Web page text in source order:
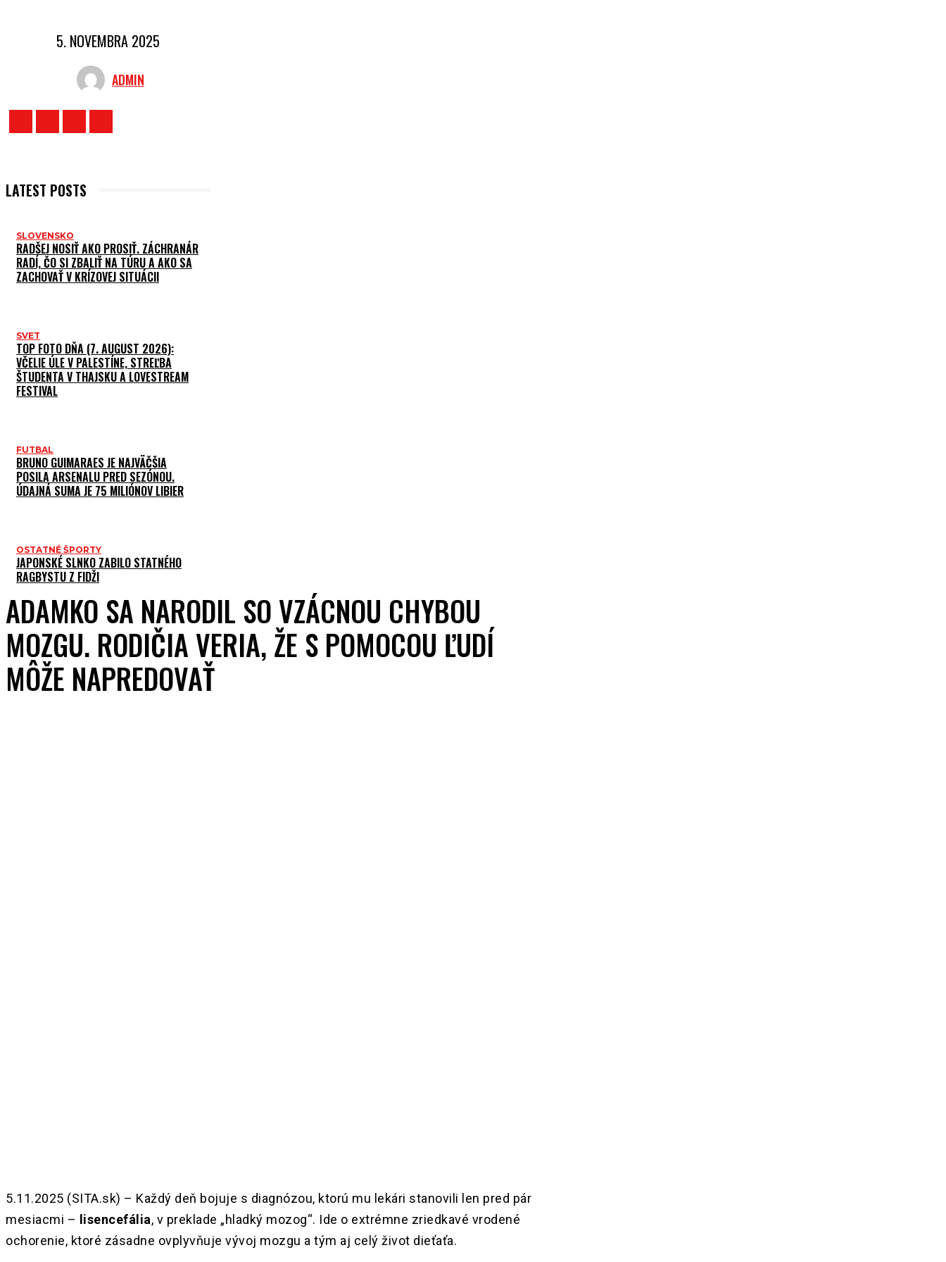
5. NOVEMBRA 2025
ADMIN
LATEST POSTS
SLOVENSKO
RADŠEJ NOSIŤ AKO PROSIŤ. ZÁCHRANÁR
RADÍ, ČO SI ZBALIŤ NA TÚRU A AKO SA
ZACHOVAŤ V KRÍZOVEJ SITUÁCII
SVET
TOP FOTO DŇA (7. AUGUST 2026):
VČELIE ÚLE V PALESTÍNE, STREĽBA
ŠTUDENTA V THAJSKU A LOVESTREAM
FESTIVAL
FUTBAL
BRUNO GUIMARAES JE NAJVÄČŠIA
POSILA ARSENALU PRED SEZÓNOU.
ÚDAJNÁ SUMA JE 75 MILIÓNOV LIBIER
OSTATNÉ ŠPORTY
JAPONSKÉ SLNKO ZABILO STATNÉHO
RAGBYSTU Z FIDŽI
ADAMKO SA NARODIL SO VZÁCNOU CHYBOU
MOZGU. RODIČIA VERIA, ŽE S POMOCOU ĽUDÍ
MÔŽE NAPREDOVAŤ
5.11.2025 (SITA.sk) – Každý deň bojuje s diagnózou, ktorú mu lekári stanovili len pred pár
mesiacmi –
lisencefália, v preklade „hladký mozog“. Ide o extrémne zriedkavé vrodené
ochorenie, ktoré zásadne ovplyvňuje vývoj mozgu a tým aj celý život dieťaťa.